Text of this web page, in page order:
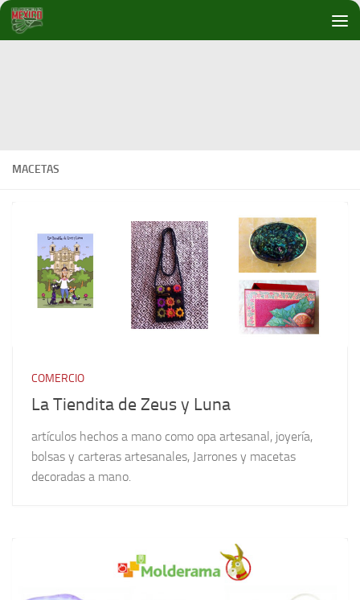
Debajo del contenido
MACETAS
COMERCIO
La Tiendita de Zeus y Luna
artículos hechos a mano como opa artesanal, joyería,
bolsas y carteras artesanales, Jarrones y macetas
decoradas a mano.